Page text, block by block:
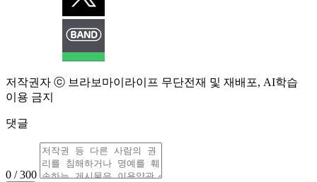
저작권자 ⓒ 브라보마이라이프 무단전재 및 재배포, AI학습
이용 금지
댓글
0 / 300